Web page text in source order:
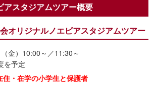
アスタジアムツアー概要
オリジナルノエビアスタジアムツアー
金）10:00～／11:30～
を予定
住・在学の小学生と保護者